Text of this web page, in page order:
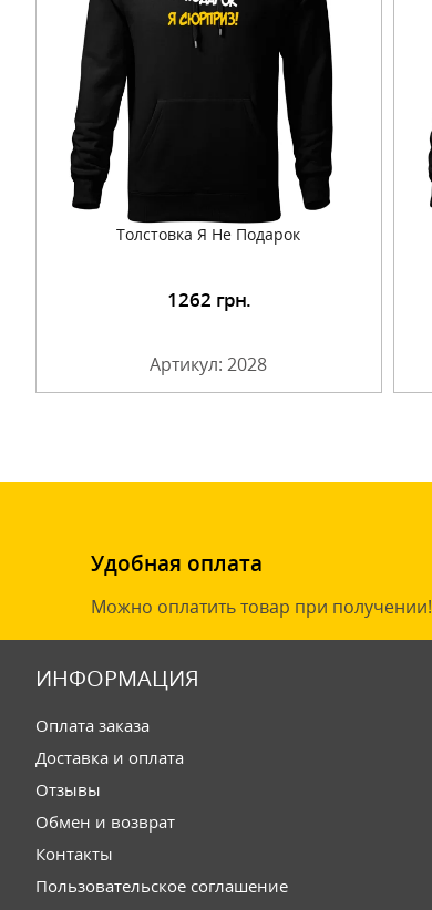
Толстовка Я Не Подарок
1262 грн.
Артикул: 2028
Подробнее
Удобная оплата
Можно оплатить товар при получении!
ИНФОРМАЦИЯ
Оплата заказа
Доставка и оплата
Отзывы
Обмен и возврат
Контакты
Пользовательское соглашение